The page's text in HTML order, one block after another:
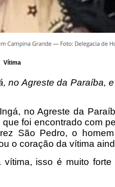
Vítima
no Agreste da Paraíba,
no Agreste da
foi encontrado com
São Pedro, o
o coração da vítima
isso é muito forte